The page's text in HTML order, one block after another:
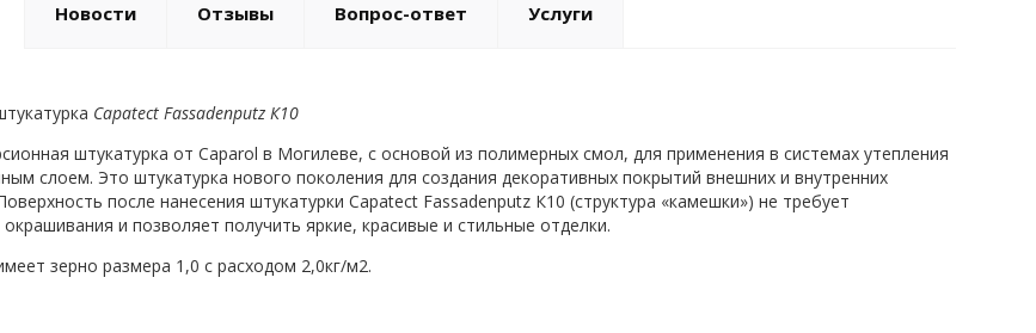
Новости Отзывы Вопрос-ответ Услуги
Capatect Fassadenputz К10
штукатурка от Caparol в Могилеве, с основой из полимерных смол, для применения в системах утепления
слоем. Это штукатурка нового поколения для создания декоративных покрытий внешних и внутренних
после нанесения штукатурки Capatect Fassadenputz К10 (структура «камешки») не требует
и позволяет получить яркие, красивые и стильные отделки.
зерно размера 1,0 с расходом 2,0кг/м2.